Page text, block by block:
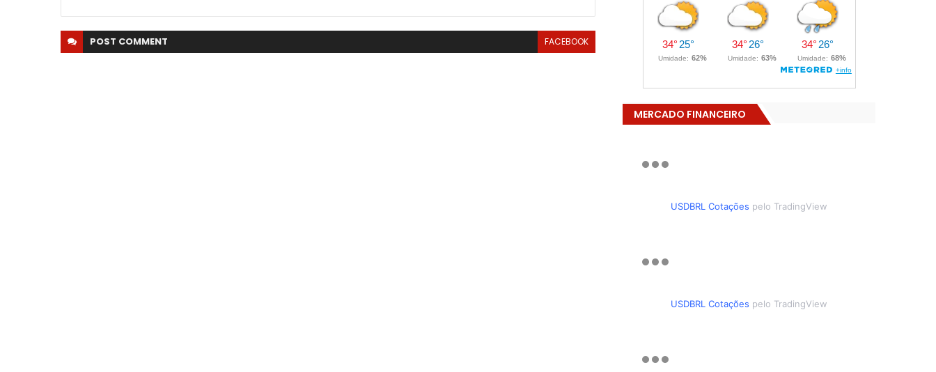
POST COMMENT FACEBOOK
MERCADO FINANCEIRO
USDBRL Cotações pelo TradingView
USDBRL Cotações pelo TradingView